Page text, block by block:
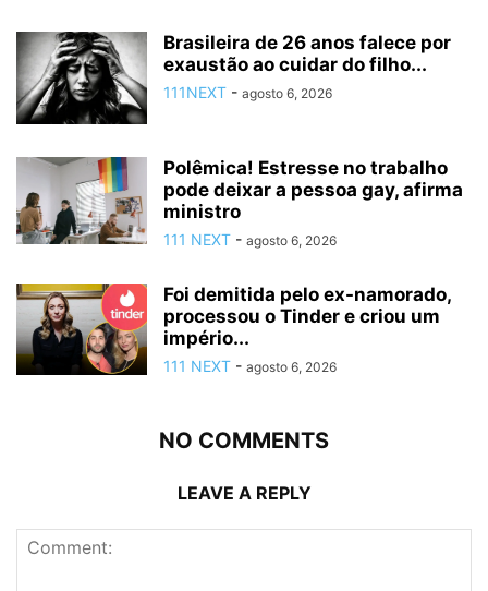
Brasileira de 26 anos falece por
exaustão ao cuidar do filho...
111NEXT - agosto 6, 2026
Polêmica! Estresse no trabalho
pode deixar a pessoa gay, afirma
ministro
111 NEXT - agosto 6, 2026
Foi demitida pelo ex-namorado,
processou o Tinder e criou um
império...
111 NEXT - agosto 6, 2026
NO COMMENTS
LEAVE A REPLY